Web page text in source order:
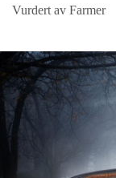
Vurdert av Farmer